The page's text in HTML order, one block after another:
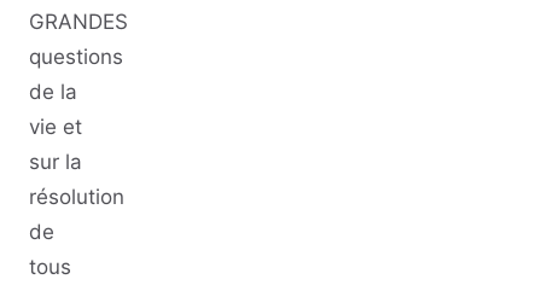
GRANDES
questions
de la
vie et
sur la
résolution
de
tous